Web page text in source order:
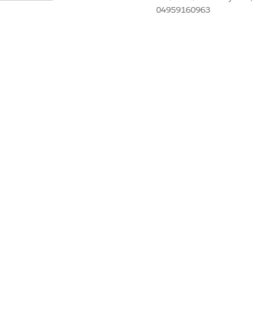
04959160963